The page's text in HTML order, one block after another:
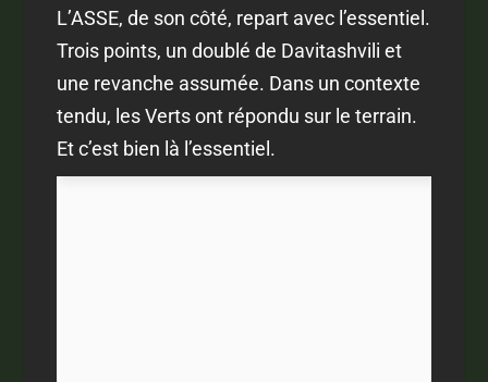
L’ASSE, de son côté, repart avec l’essentiel.
Trois points, un doublé de Davitashvili et
une revanche assumée. Dans un contexte
tendu, les Verts ont répondu sur le terrain.
Et c’est bien là l’essentiel.